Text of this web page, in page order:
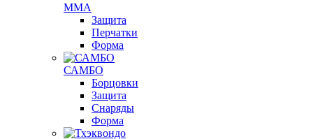
ММА
Защита
Перчатки
Форма
САМБО
Борцовки
Защита
Снаряды
Форма